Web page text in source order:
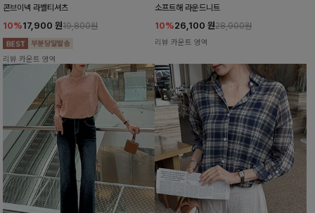
콘브이넥 라벨티셔츠
10%17,900 원19,800원
리뷰 카운트 영역
소프트해 라운드니트
10%26,100 원28,900원
리뷰 카운트 영역